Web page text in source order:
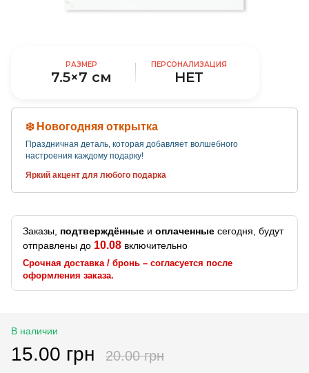
РАЗМЕР
7.5×7 см
ПЕРСОНАЛИЗАЦИЯ
НЕТ
❄️ Новогодняя открытка
Праздничная деталь, которая добавляет волшебного
настроения каждому подарку!
Яркий акцент для любого подарка
Заказы, подтверждённые и оплаченные сегодня, будут
отправлены до 10.08 включительно
Срочная доставка / бронь – согласуется после
оформления заказа.
В наличии
15.00 грн 20.00 грн